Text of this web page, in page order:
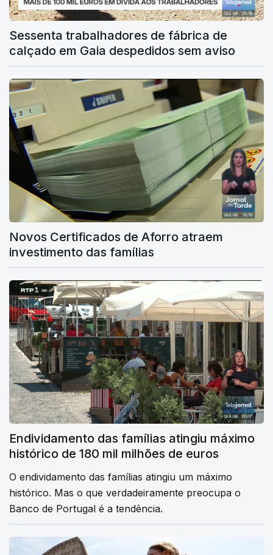
Sessenta trabalhadores de fábrica de
calçado em Gaia despedidos sem aviso
Novos Certificados de Aforro atraem
investimento das famílias
Endividamento das famílias atingiu máximo
histórico de 180 mil milhões de euros
O endividamento das famílias atingiu um máximo
histórico. Mas o que verdadeiramente preocupa o
Banco de Portugal é a tendência.